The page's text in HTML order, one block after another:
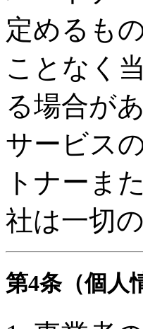
定めるも
ことなく
る場合が
サービス
トナーま
社は一切
第4条（個人